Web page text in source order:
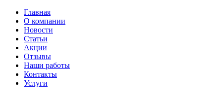
Главная
О компании
Новости
Статьи
Акции
Отзывы
Наши работы
Контакты
Услуги